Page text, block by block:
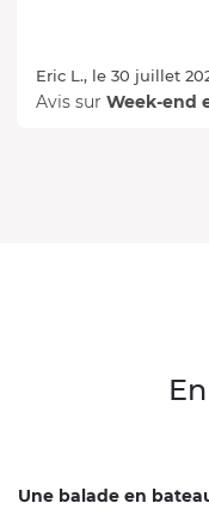
Eric L., le 30 juillet
Avis sur Week-end
Une balade en